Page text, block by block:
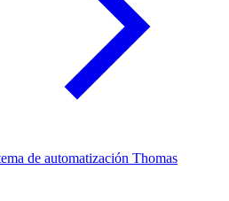
de automatización Thomas